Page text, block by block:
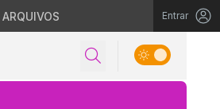
Entrar